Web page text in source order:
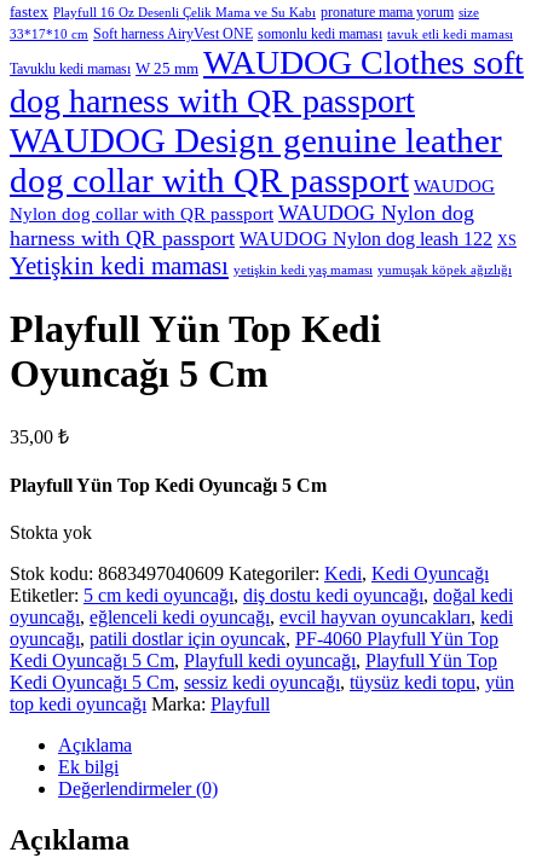
fastex Playfull 16 Oz Desenli Çelik Mama ve Su Kabı pronature mama yorum size
33*17*10 cm Soft harness AiryVest ONE somonlu kedi maması tavuk etli kedi maması
Tavuklu kedi maması W 25 mm WAUDOG Clothes soft
dog harness with QR passport
WAUDOG Design genuine leather
dog collar with QR passport WAUDOG
Nylon dog collar with QR passport WAUDOG Nylon dog
harness with QR passport WAUDOG Nylon dog leash 122 XS
Yetişkin kedi maması yetişkin kedi yaş maması yumuşak köpek ağızlığı
Playfull Yün Top Kedi
Oyuncağı 5 Cm
35,00 ₺
Playfull Yün Top Kedi Oyuncağı 5 Cm
Stokta yok
Stok kodu: 8683497040609 Kategoriler: Kedi, Kedi Oyuncağı
Etiketler: 5 cm kedi oyuncağı, diş dostu kedi oyuncağı, doğal kedi
oyuncağı, eğlenceli kedi oyuncağı, evcil hayvan oyuncakları, kedi
oyuncağı, patili dostlar için oyuncak, PF-4060 Playfull Yün Top
Kedi Oyuncağı 5 Cm, Playfull kedi oyuncağı, Playfull Yün Top
Kedi Oyuncağı 5 Cm, sessiz kedi oyuncağı, tüysüz kedi topu, yün
top kedi oyuncağı Marka: Playfull
Açıklama
Ek bilgi
Değerlendirmeler (0)
Açıklama